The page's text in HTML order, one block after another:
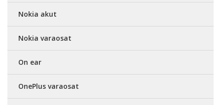
Nokia akut
Nokia varaosat
On ear
OnePlus varaosat